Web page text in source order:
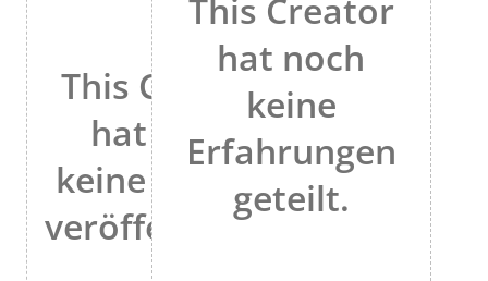
This Creator
hat noch
keine Stories
veröffentlicht.
This Creator
hat noch
keine
Erfahrungen
geteilt.